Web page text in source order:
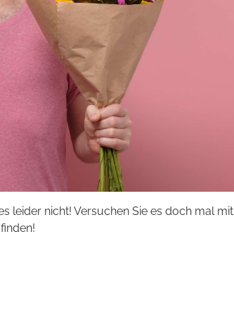
leider nicht! Versuchen Sie es doch mal mit